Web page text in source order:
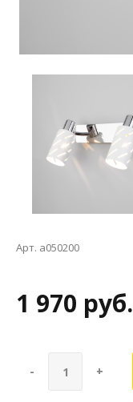
Арт. a050200
1 970 руб.
- +